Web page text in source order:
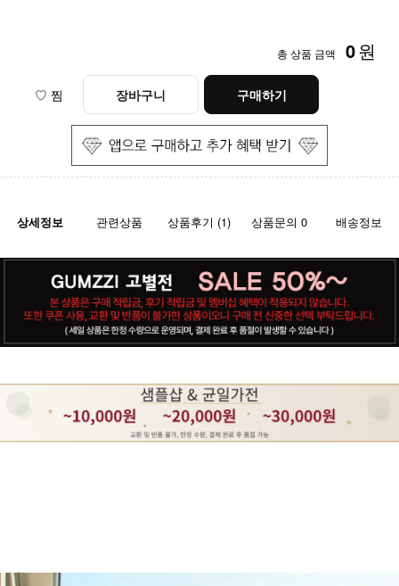
총 상품 금액 0원
♡ 찜 장바구니 구매하기
상세정보 관련상품 상품후기 (1) 상품문의 0 배송정보